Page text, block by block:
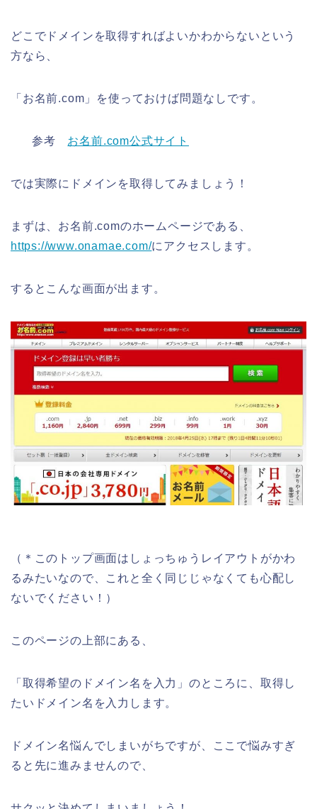
どこでドメインを取得すればよいかわからないという
方なら、
「お名前.com」を使っておけば問題なしです。
参考 お名前.com公式サイト
では実際にドメインを取得してみましょう！
まずは、お名前.comのホームページである、
https://www.onamae.com/にアクセスします。
するとこんな画面が出ます。
（＊このトップ画面はしょっちゅうレイアウトがかわ
るみたいなので、これと全く同じじゃなくても心配し
ないでください！）
このページの上部にある、
「取得希望のドメイン名を入力」のところに、取得し
たいドメイン名を入力します。
ドメイン名悩んでしまいがちですが、ここで悩みすぎ
ると先に進みませんので、